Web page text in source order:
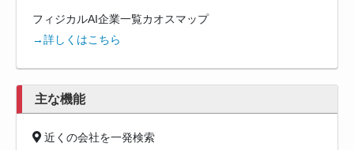
フィジカルAI企業一覧カオスマップ
→詳しくはこちら
主な機能
近くの会社を一発検索